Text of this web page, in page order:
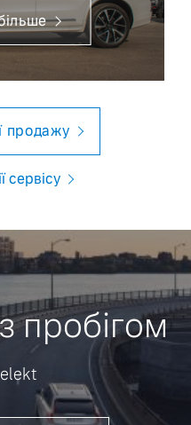
продажу
сервісу
пробігом